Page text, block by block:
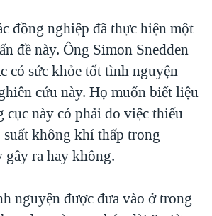
đồng nghiệp đã thực hiện một
đề này. Ông Simon Snedden
có sức khỏe tốt tình nguyện
cứu này. Họ muốn biết liệu
cục này có phải do việc thiếu
không khí thấp trong
gây ra hay không.
nguyện được đưa vào ở trong